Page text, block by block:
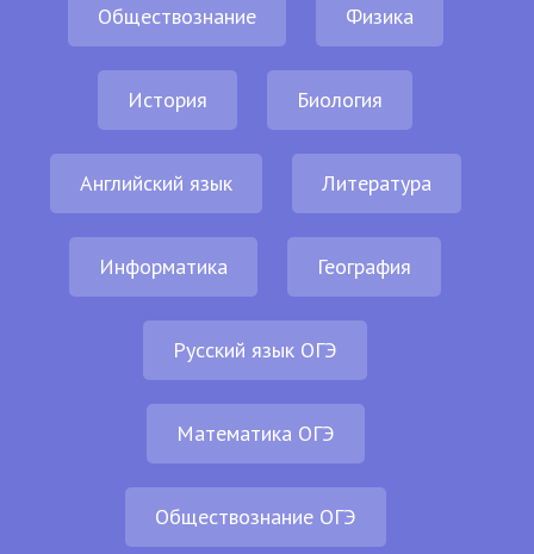
Обществознание Физика
История Биология
Английский язык Литература
Информатика География
Русский язык ОГЭ
Математика ОГЭ
Обществознание ОГЭ